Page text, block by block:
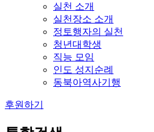
실천 소개
실천장소 소개
정토행자의 실천
청년대학생
직능 모임
인도 성지순례
동북아역사기행
후원하기